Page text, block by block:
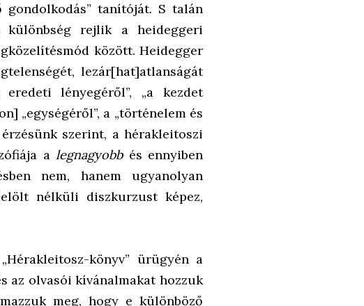
gondolkodás” tanítóját. S talán
rejlik a heideggeri
között. Heidegger
lezár[hat]atlanságát
lényegéről”, „a kezdet
„egységéről”, a „történelem és
szerint, a hérakleitoszi
alegnagyobbés ennyiben
nem, hanem ugyanolyan
nélküli diszkurzust képez,
könyv” ürügyén a
az olvasói kívánalmakat hozzuk
meg, hogy e különböző